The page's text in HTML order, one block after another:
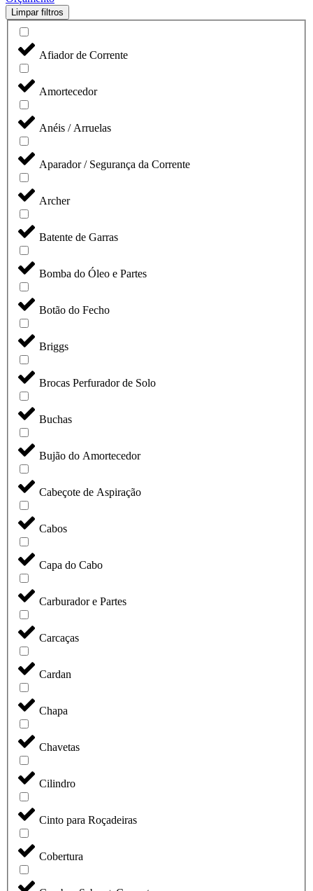
Limpar filtros
Afiador de Corrente
Amortecedor
Anéis / Arruelas
Aparador / Segurança da Corrente
Archer
Batente de Garras
Bomba do Óleo e Partes
Botão do Fecho
Briggs
Brocas Perfurador de Solo
Buchas
Bujão do Amortecedor
Cabeçote de Aspiração
Cabos
Capa do Cabo
Carburador e Partes
Carcaças
Cardan
Chapa
Chavetas
Cilindro
Cinto para Roçadeiras
Cobertura